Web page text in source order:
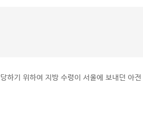
하기 위하여 지방 수령이 서울에 보내던 아전